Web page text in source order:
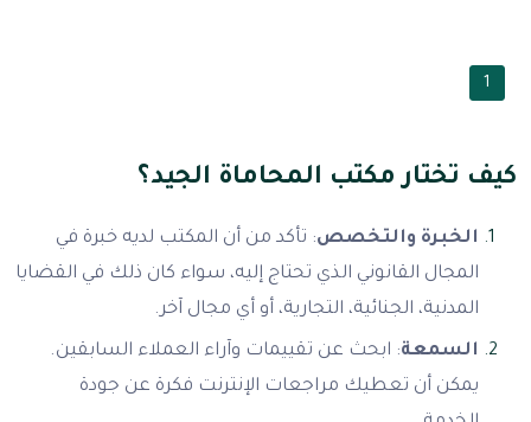
1
كيف تختار مكتب المحاماة الجيد؟
الخبرة والتخصص: تأكد من أن المكتب لديه خبرة في
المجال القانوني الذي تحتاج إليه، سواء كان ذلك في القضايا
المدنية، الجنائية، التجارية، أو أي مجال آخر.
السمعة: ابحث عن تقييمات وآراء العملاء السابقين.
يمكن أن تعطيك مراجعات الإنترنت فكرة عن جودة